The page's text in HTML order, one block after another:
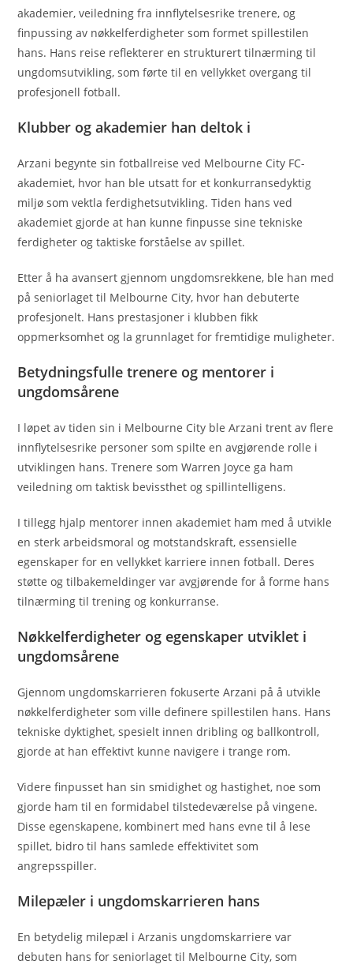
akademier, veiledning fra innflytelsesrike trenere, og
finpussing av nøkkelferdigheter som formet spillestilen
hans. Hans reise reflekterer en strukturert tilnærming til
ungdomsutvikling, som førte til en vellykket overgang til
profesjonell fotball.
Klubber og akademier han deltok i
Arzani begynte sin fotballreise ved Melbourne City FC-
akademiet, hvor han ble utsatt for et konkurransedyktig
miljø som vektla ferdighetsutvikling. Tiden hans ved
akademiet gjorde at han kunne finpusse sine tekniske
ferdigheter og taktiske forståelse av spillet.
Etter å ha avansert gjennom ungdomsrekkene, ble han med
på seniorlaget til Melbourne City, hvor han debuterte
profesjonelt. Hans prestasjoner i klubben fikk
oppmerksomhet og la grunnlaget for fremtidige muligheter.
Betydningsfulle trenere og mentorer i
ungdomsårene
I løpet av tiden sin i Melbourne City ble Arzani trent av flere
innflytelsesrike personer som spilte en avgjørende rolle i
utviklingen hans. Trenere som Warren Joyce ga ham
veiledning om taktisk bevissthet og spillintelligens.
I tillegg hjalp mentorer innen akademiet ham med å utvikle
en sterk arbeidsmoral og motstandskraft, essensielle
egenskaper for en vellykket karriere innen fotball. Deres
støtte og tilbakemeldinger var avgjørende for å forme hans
tilnærming til trening og konkurranse.
Nøkkelferdigheter og egenskaper utviklet i
ungdomsårene
Gjennom ungdomskarrieren fokuserte Arzani på å utvikle
nøkkelferdigheter som ville definere spillestilen hans. Hans
tekniske dyktighet, spesielt innen dribling og ballkontroll,
gjorde at han effektivt kunne navigere i trange rom.
Videre finpusset han sin smidighet og hastighet, noe som
gjorde ham til en formidabel tilstedeværelse på vingene.
Disse egenskapene, kombinert med hans evne til å lese
spillet, bidro til hans samlede effektivitet som
angrepsspiller.
Milepæler i ungdomskarrieren hans
En betydelig milepæl i Arzanis ungdomskarriere var
debuten hans for seniorlaget til Melbourne City, som